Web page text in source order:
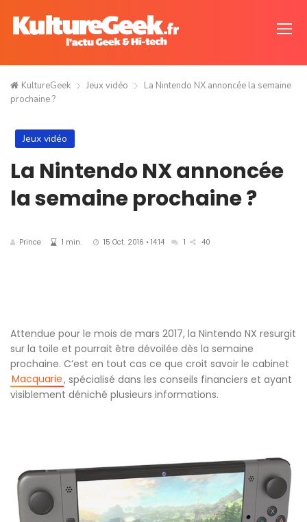
KultureGeek Jeux vidéo
La Nintendo NX annoncée la semaine
prochaine ?
Jeux vidéo
La Nintendo NX annoncée
la semaine prochaine ?
Prince 1 min. 15 Oct. 2016 • 14:14 1 40
Attendue pour le mois de mars 2017, la Nintendo NX resurgit
sur la toile et pourrait être dévoilée dès la semaine
prochaine. C’est en tout cas ce que croit savoir le cabinet
Macquarie, spécialisé dans les conseils financiers et ayant
visiblement déniché plusieurs informations.